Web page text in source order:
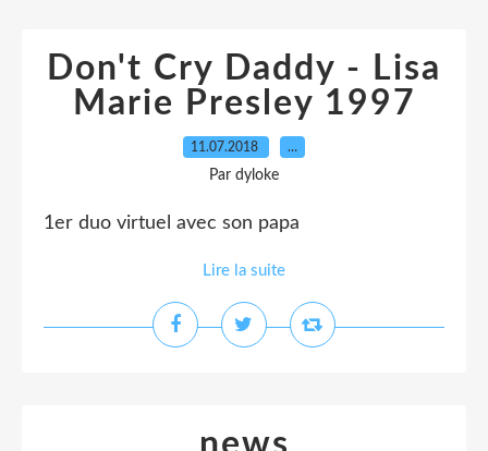
Don't Cry Daddy - Lisa
Marie Presley 1997
11.07.2018 …
Par dyloke
1er duo virtuel avec son papa
Lire la suite